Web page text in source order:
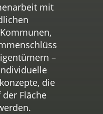
mit
–
die
Fläche